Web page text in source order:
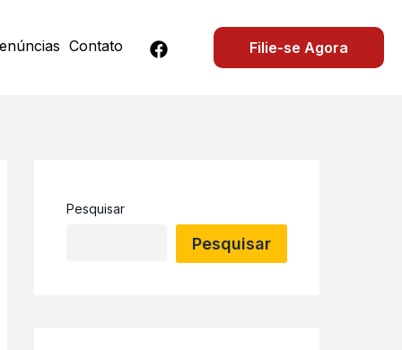
Contato Filie-se Agora
Pesquisar
Pesquisar
q